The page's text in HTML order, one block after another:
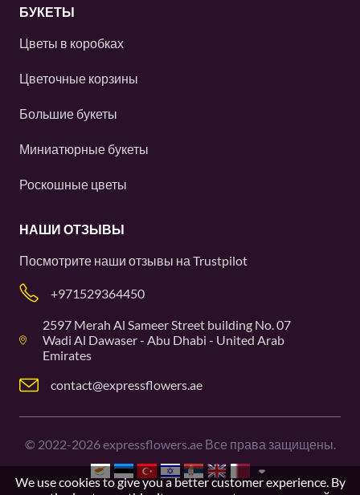
БУКЕТЫ
Цветы в коробках
Цветочные корзины
Большие букеты
Миниатюрные букеты
Роскошные цветы
НАШИ ОТЗЫВЫ
Посмотрите наши отзывы на Trustpilot
+971529364450
2597 Merah Al Sameer Street building No. 07
Wadi Al Dawaser - Abu Dhabi - United Arab
Emirates
contact@expressflowers.ae
© 2022-2026expressflowers.ae Все права защищены.
We use cookies to give you a better customer experience. By